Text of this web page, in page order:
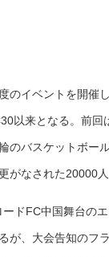
のイベントを開催
以来となる。前回
のバスケットボー
がなされた20000
ドFC中国舞台の
が、大会告知のフ